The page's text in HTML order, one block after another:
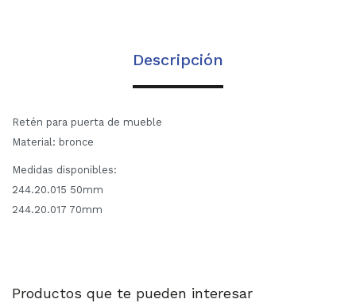
Descripción
Retén para puerta de mueble
Material: bronce
Medidas disponibles:
244.20.015 50mm
244.20.017 70mm
Productos que te pueden interesar